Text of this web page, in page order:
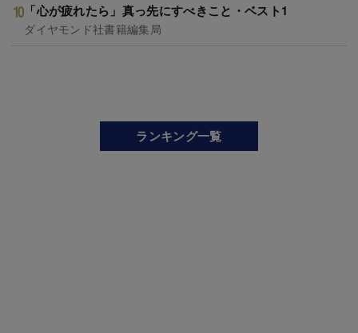
「心が疲れたら」真っ先にすべきこと・ベスト1
ダイヤモンド社書籍編集局
ランキング一覧